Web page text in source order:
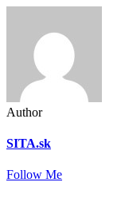
Author
SITA.sk
Follow Me